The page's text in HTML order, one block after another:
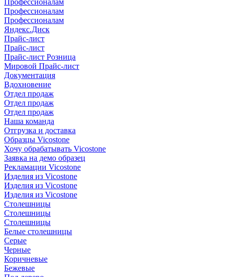
Профессионалам
Профессионалам
Профессионалам
Яндекс.Диск
Прайс-лист
Прайс-лист
Прайс-лист Розница
Мировой Прайс-лист
Документация
Вдохновение
Отдел продаж
Отдел продаж
Отдел продаж
Наша команда
Отгрузка и доставка
Образцы Vicostone
Хочу обрабатывать Vicostone
Заявка на демо образец
Рекламации Vicostone
Изделия из Vicostone
Изделия из Vicostone
Изделия из Vicostone
Столешницы
Столешницы
Столешницы
Белые столешницы
Серые
Черные
Коричневые
Бежевые